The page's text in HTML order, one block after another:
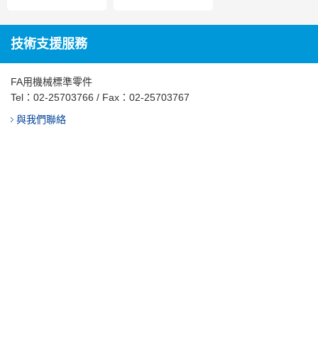
技術支援服務
FA用機械標準零件
Tel： 02-25703766 / Fax：02-25703767
與我們聯絡